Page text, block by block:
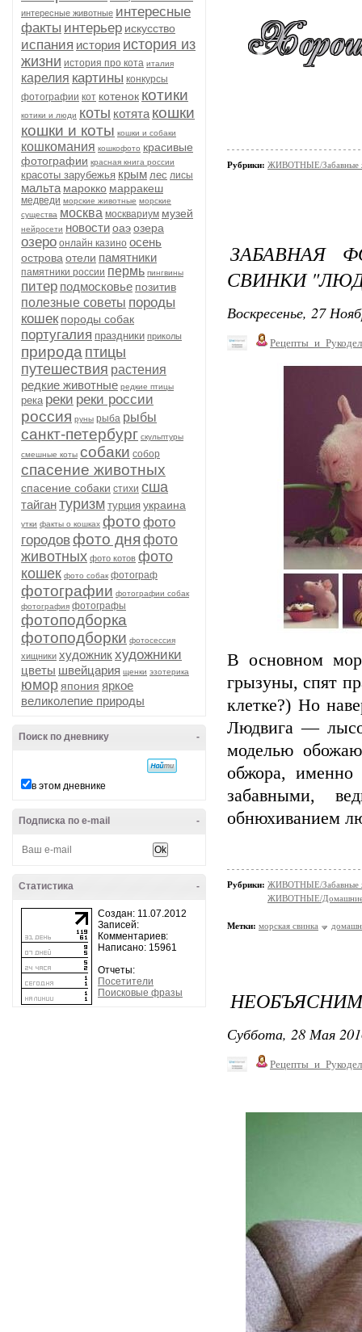
интересные животные интересные
факты интерьер искусство
испания история история из
жизни история про кота италия
карелия картины конкурсы
фотографии кот котенок котики
котики и люди коты котята кошки
кошки и коты кошки и собаки
кошкомания кошкофото красивые
фотографии красная книга россии
красоты зарубежья крым лес лисы
мальта марокко марракеш
медведи морские животные морские
существа москва москвариум музей
нейросети новостиоаэозера
озеро онлайн казино осень
острова отели памятники
памятники россии пермь пингвины
питер подмосковье позитив
полезные советы породы
кошек породы собак
португалия праздники приколы
природа птицы
путешествия растения
редкие животные редкие птицы
река реки реки россии
россия руны рыба рыбы
санкт-петербург скульптуры
смешные коты собаки собор
спасение животных
спасение собаки стихи сша
тайгантуризм турция украина
утки факты о кошках фото фото
городовфото дня фото
животных фото котов фото
кошек фото собак фотограф
фотографии фотографии собак
фотография фотографы
фотоподборка
фотоподборки фотосессия
хищники художникхудожники
цветы швейцария щенки эзотерика
юмор япония яркое
великолепие природы
-
Поиск по дневнику
в этом дневнике
-
Подписка по e-mail
-
Статистика
Создан: 11.07.2012
Записей:
Комментариев:
Написано: 15961
Отчеты:
Посетители
Поисковые фразы
Рубрики: ЖИВОТНЫЕ/Забавные
ЗАБАВНАЯ
СВИНКИ
Воскресенье, 27
В основном
грызуны, спят
клетке?) Но
Людвига —
моделью
обжора, именно
забавными,
обнюхиванием
Рубрики: ЖИВОТНЫЕ/Забавные
ЖИВОТНЫЕ/Домашние
Метки: морская свинка
Суббота, 28 Мая